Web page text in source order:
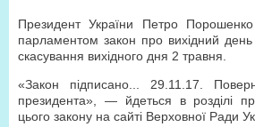
Президент України Петро
парламентом закон про вихідний день
скасування вихідного дня 2 травня.
«Закон підписано... 29.11.17.
президента», — йдеться в розділі
цього закону на сайті Верховної Ради